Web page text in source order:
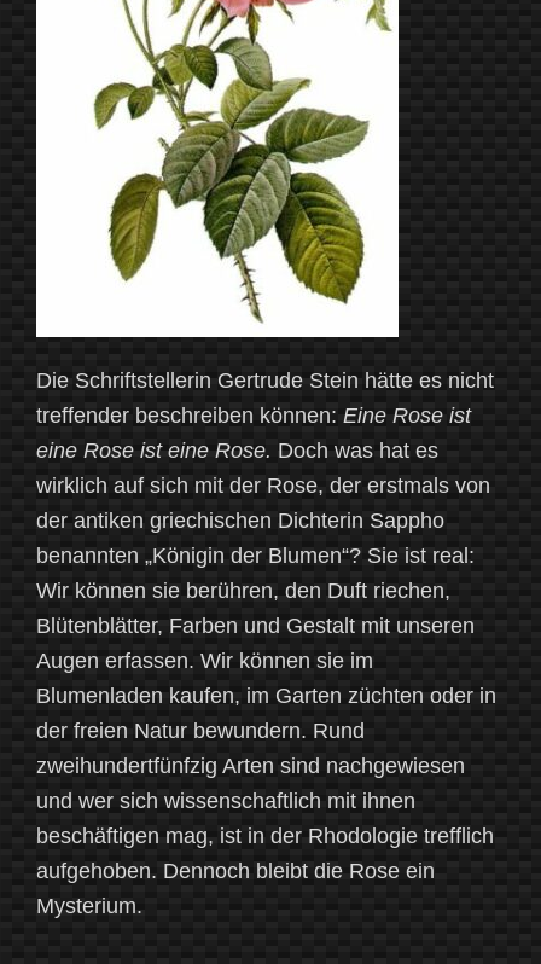
Die Schriftstellerin Gertrude Stein hätte es nicht
treffender beschreiben können: Eine Rose ist
eine Rose ist eine Rose. Doch was hat es
wirklich auf sich mit der Rose, der erstmals von
der antiken griechischen Dichterin Sappho
benannten „Königin der Blumen“? Sie ist real:
Wir können sie berühren, den Duft riechen,
Blütenblätter, Farben und Gestalt mit unseren
Augen erfassen. Wir können sie im
Blumenladen kaufen, im Garten züchten oder in
der freien Natur bewundern. Rund
zweihundertfünfzig Arten sind nachgewiesen
und wer sich wissenschaftlich mit ihnen
beschäftigen mag, ist in der Rhodologie trefflich
aufgehoben. Dennoch bleibt die Rose ein
Mysterium.